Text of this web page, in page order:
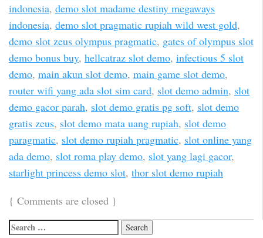
indonesia, demo slot madame destiny megaways
indonesia, demo slot pragmatic rupiah wild west gold,
demo slot zeus olympus pragmatic, gates of olympus slot
demo bonus buy, hellcatraz slot demo, infectious 5 slot
demo, main akun slot demo, main game slot demo,
router wifi yang ada slot sim card, slot demo admin, slot
demo gacor parah, slot demo gratis pg soft, slot demo
gratis zeus, slot demo mata uang rupiah, slot demo
paragmatic, slot demo rupiah pragmatic, slot online yang
ada demo, slot roma play demo, slot yang lagi gacor,
starlight princess demo slot, thor slot demo rupiah
{ Comments are closed }